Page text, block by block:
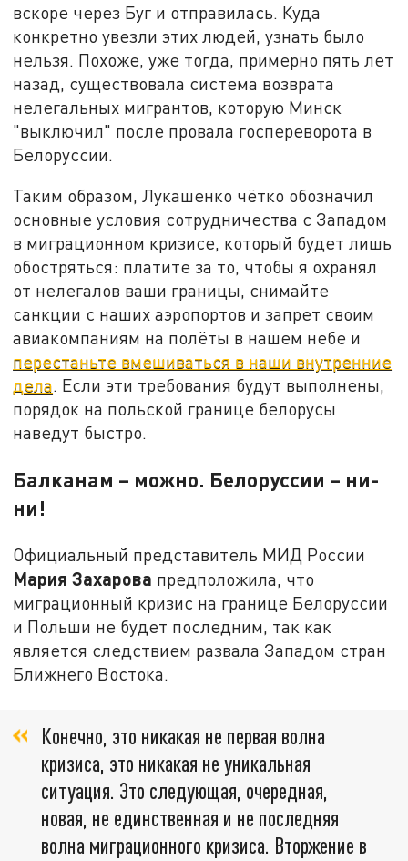
вскоре через Буг и отправилась. Куда
конкретно увезли этих людей, узнать было
нельзя. Похоже, уже тогда, примерно пять лет
назад, существовала система возврата
нелегальных мигрантов, которую Минск
"выключил" после провала госпереворота в
Белоруссии.
Таким образом, Лукашенко чётко обозначил
основные условия сотрудничества с Западом
в миграционном кризисе, который будет лишь
обостряться: платите за то, чтобы я охранял
от нелегалов ваши границы, снимайте
санкции с наших аэропортов и запрет своим
авиакомпаниям на полёты в нашем небе и
перестаньте вмешиваться в наши внутренние
дела. Если эти требования будут выполнены,
порядок на польской границе белорусы
наведут быстро.
Балканам – можно. Белоруссии – ни-
ни!
Официальный представитель МИД России
Мария Захарова предположила, что
миграционный кризис на границе Белоруссии
и Польши не будет последним, так как
является следствием развала Западом стран
Ближнего Востока.
Конечно, это никакая не первая волна
кризиса, это никакая не уникальная
ситуация. Это следующая, очередная,
новая, не единственная и не последняя
волна миграционного кризиса. Вторжение в